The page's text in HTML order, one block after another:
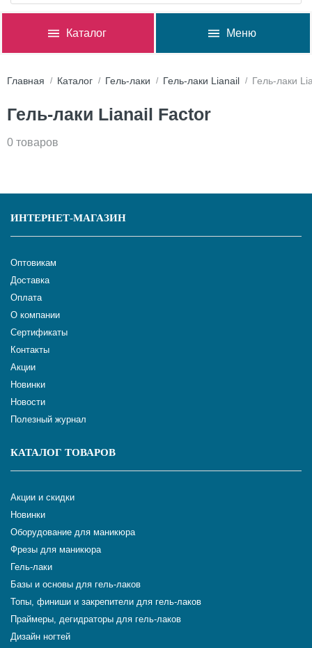
Каталог Меню
Главная Каталог Гель-лаки Гель-лаки Lianail Гель-лаки
Гель-лаки Lianail Factor
0 товаров
ИНТЕРНЕТ-МАГАЗИН
Оптовикам
Доставка
Оплата
О компании
Сертификаты
Контакты
Акции
Новинки
Новости
Полезный журнал
КАТАЛОГ ТОВАРОВ
Акции и скидки
Новинки
Оборудование для маникюра
Фрезы для маникюра
Гель-лаки
Базы и основы для гель-лаков
Топы, финиши и закрепители для гель-лаков
Праймеры, дегидраторы для гель-лаков
Дизайн ногтей